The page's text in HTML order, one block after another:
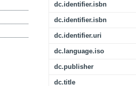
dc.identifier.isbn
dc.identifier.isbn
dc.identifier.uri
dc.language.iso
dc.publisher
dc.title